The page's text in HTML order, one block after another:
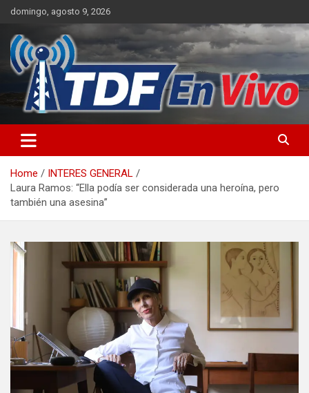
Skip
content
domingo, agosto 9, 2026
Home
INTERES GENERAL
Laura Ramos: “Ella podía ser considerada una heroína, pero
también una asesina”